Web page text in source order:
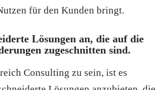
für den Kunden bringt.
Lösungen an, die auf die
zugeschnitten sind.
Consulting zu sein, ist es